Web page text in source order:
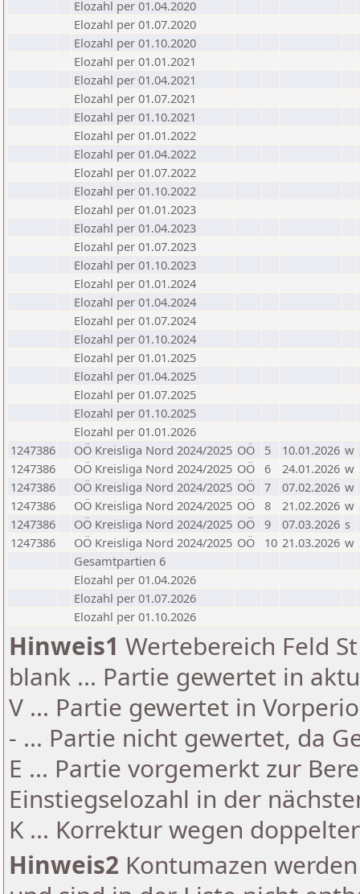
Elozahl per 01.04.2020
Elozahl per 01.07.2020
Elozahl per 01.10.2020
Elozahl per 01.01.2021
Elozahl per 01.04.2021
Elozahl per 01.07.2021
Elozahl per 01.10.2021
Elozahl per 01.01.2022
Elozahl per 01.04.2022
Elozahl per 01.07.2022
Elozahl per 01.10.2022
Elozahl per 01.01.2023
Elozahl per 01.04.2023
Elozahl per 01.07.2023
Elozahl per 01.10.2023
Elozahl per 01.01.2024
Elozahl per 01.04.2024
Elozahl per 01.07.2024
Elozahl per 01.10.2024
Elozahl per 01.01.2025
Elozahl per 01.04.2025
Elozahl per 01.07.2025
Elozahl per 01.10.2025
Elozahl per 01.01.2026
1247386
OÖ Kreisliga Nord 2024/2025 OÖ 5 10.01.2026 w
1247386
OÖ Kreisliga Nord 2024/2025 OÖ 6 24.01.2026 w
1247386
OÖ Kreisliga Nord 2024/2025 OÖ 7 07.02.2026 w
1247386
OÖ Kreisliga Nord 2024/2025 OÖ 8 21.02.2026 w
1247386
OÖ Kreisliga Nord 2024/2025 OÖ 9 07.03.2026 s
1247386
OÖ Kreisliga Nord 2024/2025 OÖ 10 21.03.2026 w
Gesamtpartien 6
Elozahl per 01.04.2026
Elozahl per 01.07.2026
Elozahl per 01.10.2026
Hinweis1 Wertebereich Feld
blank ... Partie gewertet in
V ... Partie gewertet in
- ... Partie nicht gewertet, da
E ... Partie vorgemerkt zur
Einstiegselozahl in der
K ... Korrektur wegen
Hinweis2 Kontumazen